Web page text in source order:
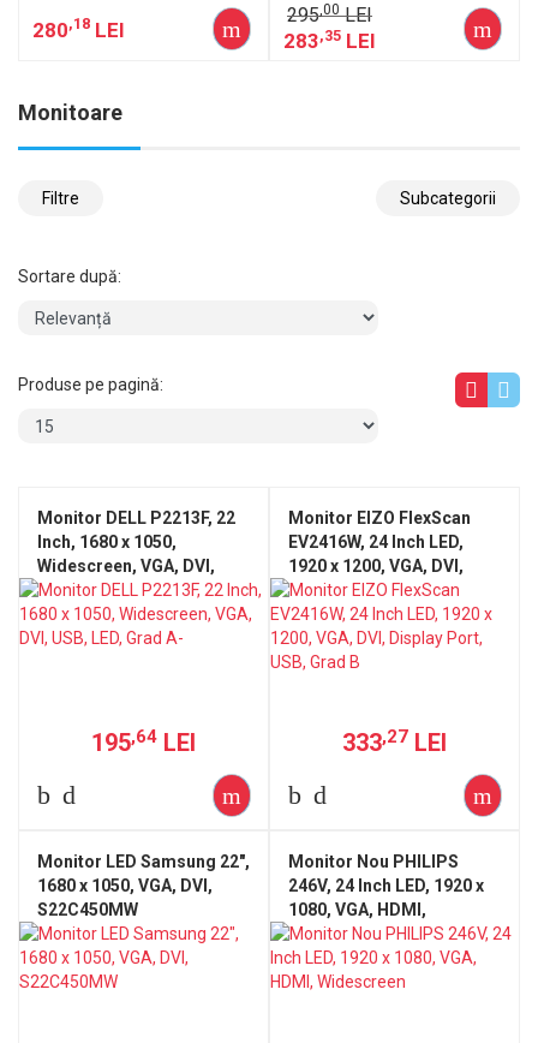
280,18 LEI
VGA, DVI, 3 x USB
295,00LEI
283,35 LEI
Monitoare
Filtre Subcategorii
Sortare după:
Produse pe pagină:
Monitor DELL P2213F, 22
Inch, 1680 x 1050,
Widescreen, VGA, DVI,
USB, LED, Grad A-
195,64 LEI
Monitor EIZO FlexScan
EV2416W, 24 Inch LED,
1920 x 1200, VGA, DVI,
Display Port, USB, Grad B
333,27 LEI
Monitor LED Samsung 22",
1680 x 1050, VGA, DVI,
S22C450MW
Monitor Nou PHILIPS
246V, 24 Inch LED, 1920 x
1080​, VGA, HDMI,
Widescreen